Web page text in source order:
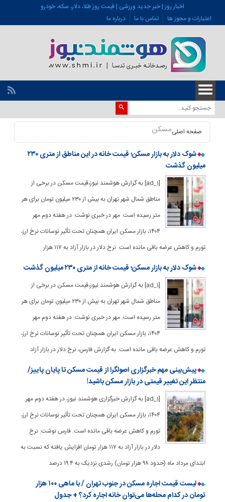
اخبار روز | خبر جدید ورزشی | قیمت روز طلا، دلار، سکه، خودرو
اعتبارات و مجوز ها
تماس با ما درباره ما
صفحه اصلیمسکن
شوک دلار به بازار مسکن؛ قیمت خانه در این مناطق از متری ۲۳۰
میلیون گذشت
[ad_1] به گزارش هوشمند نیوز،قیمت مسکن در برخی از
مناطق شمال شهر تهران به بیش از ۲۳۰ میلیون تومان برای هر
متر رسیده است. مهر در خبری نوشت: در هفته دوم مهر
۱۴۰۴، بازار مسکن ایران همچنان تحت تأثیر نوسانات نرخ ارز،
تورم و کاهش عرضه باقی مانده است. نرخ دلار در بازار آزاد به ۱۱۷ هزار
شوک دلار به بازار مسکن؛ قیمت خانه از متری ۲۳۰ میلیون گذشت
[ad_1] به گزارش هوشمند نیوز،قیمت مسکن در برخی از
مناطق شمال شهر تهران به بیش از ۲۳۰ میلیون تومان برای هر
متر رسیده است. مهر در خبری نوشت: در هفته دوم مهر
۱۴۰۴، بازار مسکن ایران همچنان تحت تأثیر نوسانات نرخ ارز،
تورم و کاهش عرضه باقی مانده است. به گزارش فارس، نرخ دلار در بازار آزاد
پیش‌بینی مهم خبرگزاری اصولگرا از قیمت مسکن تا پایان پاییز/
منتظر این تغییر قیمتی در بازار مسکن باشید!
[ad_1] به گزارش خبرگزاری هوشمند نیوز، در هفته دوم مهر
۱۴۰۴، بازار مسکن ایران همچنان تحت تأثیر نوسانات نرخ ارز،
تورم و کاهش عرضه باقی مانده است. فارس نوشت: نرخ
دلار در بازار آزاد به ۱۱۷ هزار تومان افزایش یافته که نسبت به
ابتدای مرداد ماه (حدود ۹۸ هزار تومان) رشدی نزدیک به ۱۹.۴ درصد
لیست قیمت اجاره مسکن در جنوب تهران / با ماهی ۱۰۰ هزار
تومان در کدام محله‌ها می‌توان خانه اجاره کرد؟ + جدول